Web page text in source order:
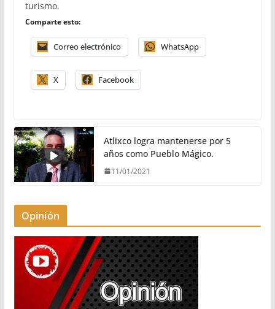
turismo.
Comparte esto:
Correo electrónico WhatsApp
X Facebook
Atlixco logra mantenerse por 5
años como Pueblo Mágico.
11/01/2021
Opinión